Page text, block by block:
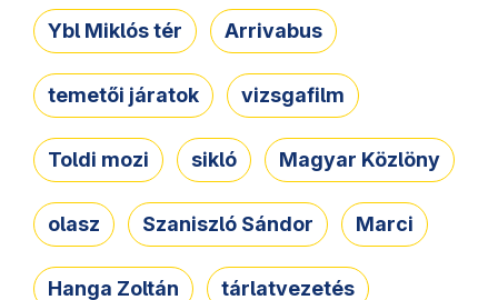
Ybl Miklós tér Arrivabus
temetői járatok vizsgafilm
Toldi mozi sikló Magyar Közlöny
olasz Szaniszló Sándor Marci
Hanga Zoltán tárlatvezetés